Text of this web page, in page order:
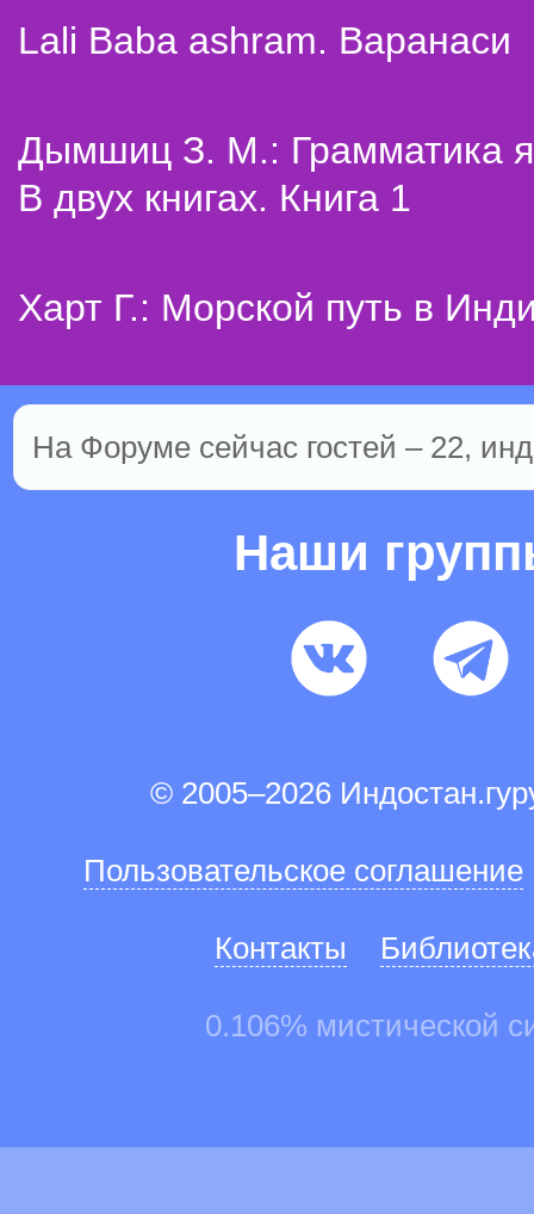
Lali Baba ashram. Варанаси
Дымшиц З. М.: Грамматика
В двух книгах. Книга 1
Харт Г.: Морской путь в
На Форуме сейчас гостей – 22,
Наши
© 2005–2026
Пользовательское соглашение
Контакты
0.106% мистической